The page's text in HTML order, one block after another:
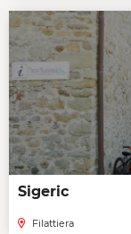
Sigeric
Filattiera